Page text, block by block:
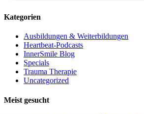
Kategorien
Ausbildungen & Weiterbildungen
Heartbeat-Podcasts
InnerSmile Blog
Specials
Trauma Therapie
Uncategorized
Meist gesucht